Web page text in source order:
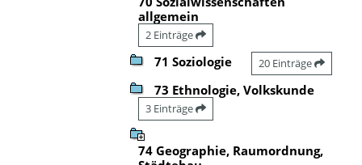
allgemein
2 Einträge
71 Soziologie 20 Einträge
73 Ethnologie, Volkskunde
3 Einträge
74 Geographie, Raumordnung,